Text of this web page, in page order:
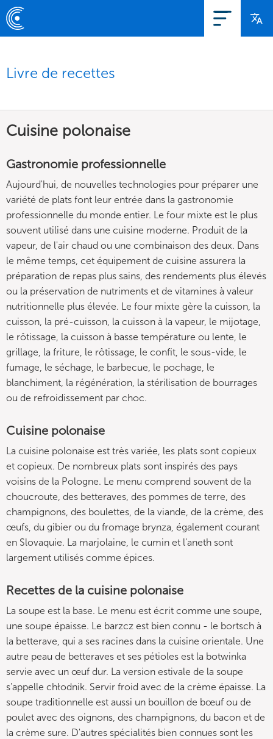
Livre de recettes
Cuisine polonaise
Gastronomie professionnelle
Aujourd'hui, de nouvelles technologies pour préparer une
variété de plats font leur entrée dans la gastronomie
professionnelle du monde entier. Le four mixte est le plus
souvent utilisé dans une cuisine moderne. Produit de la
vapeur, de l'air chaud ou une combinaison des deux. Dans
le même temps, cet équipement de cuisine assurera la
préparation de repas plus sains, des rendements plus élevés
ou la préservation de nutriments et de vitamines à valeur
nutritionnelle plus élevée. Le four mixte gère la cuisson, la
cuisson, la pré-cuisson, la cuisson à la vapeur, le mijotage,
le rôtissage, la cuisson à basse température ou lente, le
grillage, la friture, le rôtissage, le confit, le sous-vide, le
fumage, le séchage, le barbecue, le pochage, le
blanchiment, la régénération, la stérilisation de bourrages
ou de refroidissement par choc.
Cuisine polonaise
La cuisine polonaise est très variée, les plats sont copieux
et copieux. De nombreux plats sont inspirés des pays
voisins de la Pologne. Le menu comprend souvent de la
choucroute, des betteraves, des pommes de terre, des
champignons, des boulettes, de la viande, de la crème, des
œufs, du gibier ou du fromage brynza, également courant
en Slovaquie. La marjolaine, le cumin et l'aneth sont
largement utilisés comme épices.
Recettes de la cuisine polonaise
La soupe est la base. Le menu est écrit comme une soupe,
une soupe épaisse. Le barzcz est bien connu - le bortsch à
la betterave, qui a ses racines dans la cuisine orientale. Une
autre peau de betteraves et ses pétioles est la botwinka
servie avec un œuf dur. La version estivale de la soupe
s'appelle chłodnik. Servir froid avec de la crème épaisse. La
soupe traditionnelle est aussi un bouillon de bœuf ou de
poulet avec des oignons, des champignons, du bacon et de
la crème sure. D'autres spécialités bien connues sont les